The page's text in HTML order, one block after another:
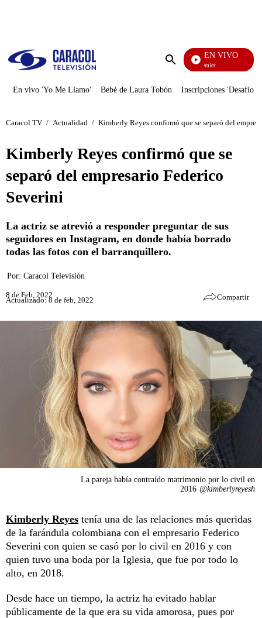
Enviar
EN VIVO
Noches De Premier
En vivo 'Yo Me Llamo' Bebé de Laura Tobón Inscripciones 'Desafío'
Caracol TV / Actualidad / Kimberly Reyes confirmó que se separó del
Kimberly Reyes confirmó que se
separó del empresario Federico
Severini
La actriz se atrevió a responder preguntar de sus
seguidores en Instagram, en donde había borrado
todas las fotos con el barranquillero.
Por: Caracol Televisión
8 de Feb, 2022
Actualizado: 8 de feb, 2022 Compartir
La pareja había contraído matrimonio por lo civil en
2016 @kimberlyreyesh
Kimberly Reyes tenía una de las relaciones más queridas
de la farándula colombiana con el empresario Federico
Severini con quien se casó por lo civil en 2016 y con
quien tuvo una boda por la Iglesia, que fue por todo lo
alto, en 2018.
Desde hace un tiempo, la actriz ha evitado hablar
públicamente de la que era su vida amorosa, pues por